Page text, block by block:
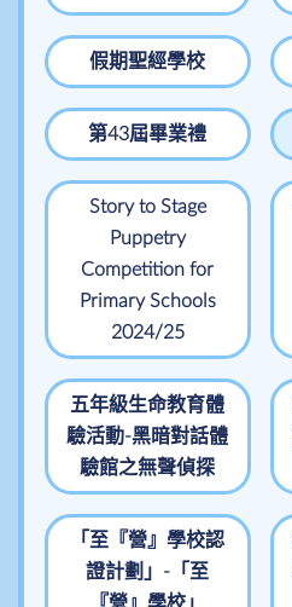
假期聖經學校
第43屆畢業禮
Story to Stage
Puppetry
Competition for
Primary Schools
2024/25
五年級生命教育體
驗活動-黑暗對話體
驗館之無聲偵探
「至『營』學校認
證計劃」-「至